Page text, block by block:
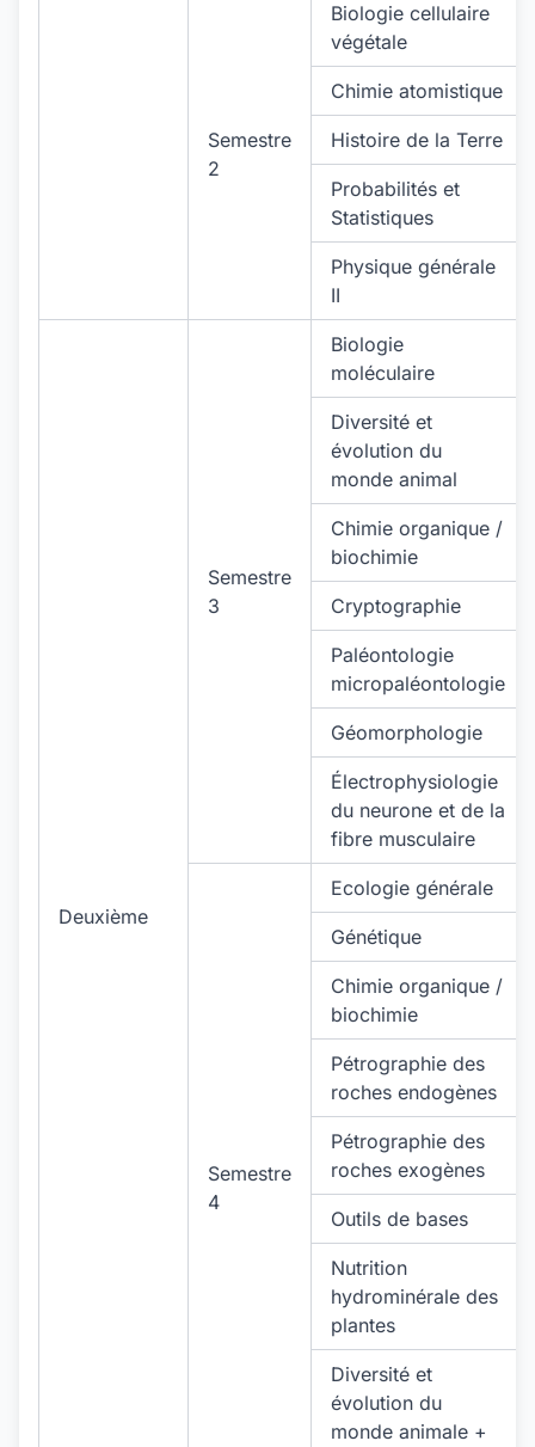
Semestre
2
Biologie cellulaire
végétale
Chimie atomistique
Histoire de la Terre
Probabilités et
Statistiques
Physique générale
II
Deuxième
Semestre
3
Biologie
moléculaire
Diversité et
évolution du
monde animal
Chimie organique /
biochimie
Cryptographie
Paléontologie
micropaléontologie
Géomorphologie
Électrophysiologie
du neurone et de la
fibre musculaire
Semestre
4
Ecologie générale
Génétique
Chimie organique /
biochimie
Pétrographie des
roches endogènes
Pétrographie des
roches exogènes
Outils de bases
Nutrition
hydrominérale des
plantes
Diversité et
évolution du
monde animale +